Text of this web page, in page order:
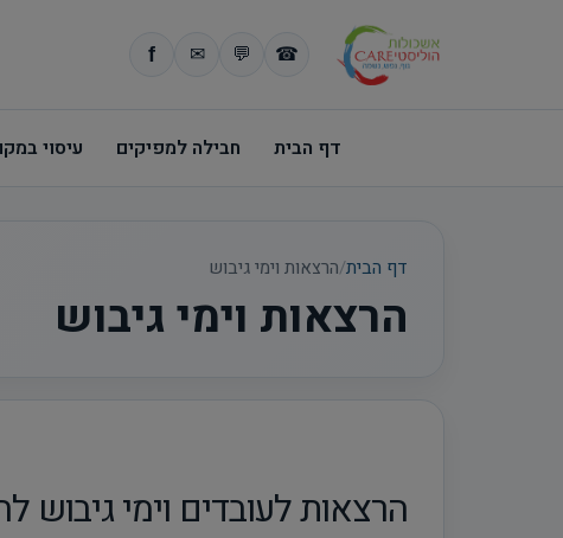
דף הבית חבילה למפיקים עיסוי
דף הבית/הרצאות וימי גיבוש
הרצאות וימי גיבוש
הרצאות לעובדים וימי גיבוש